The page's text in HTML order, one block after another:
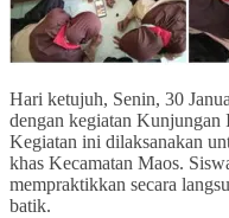
Hari ketujuh, Senin, 30
dengan kegiatan Kunjungan
Kegiatan ini dilaksanakan
khas Kecamatan Maos.
mempraktikkan secara
batik.